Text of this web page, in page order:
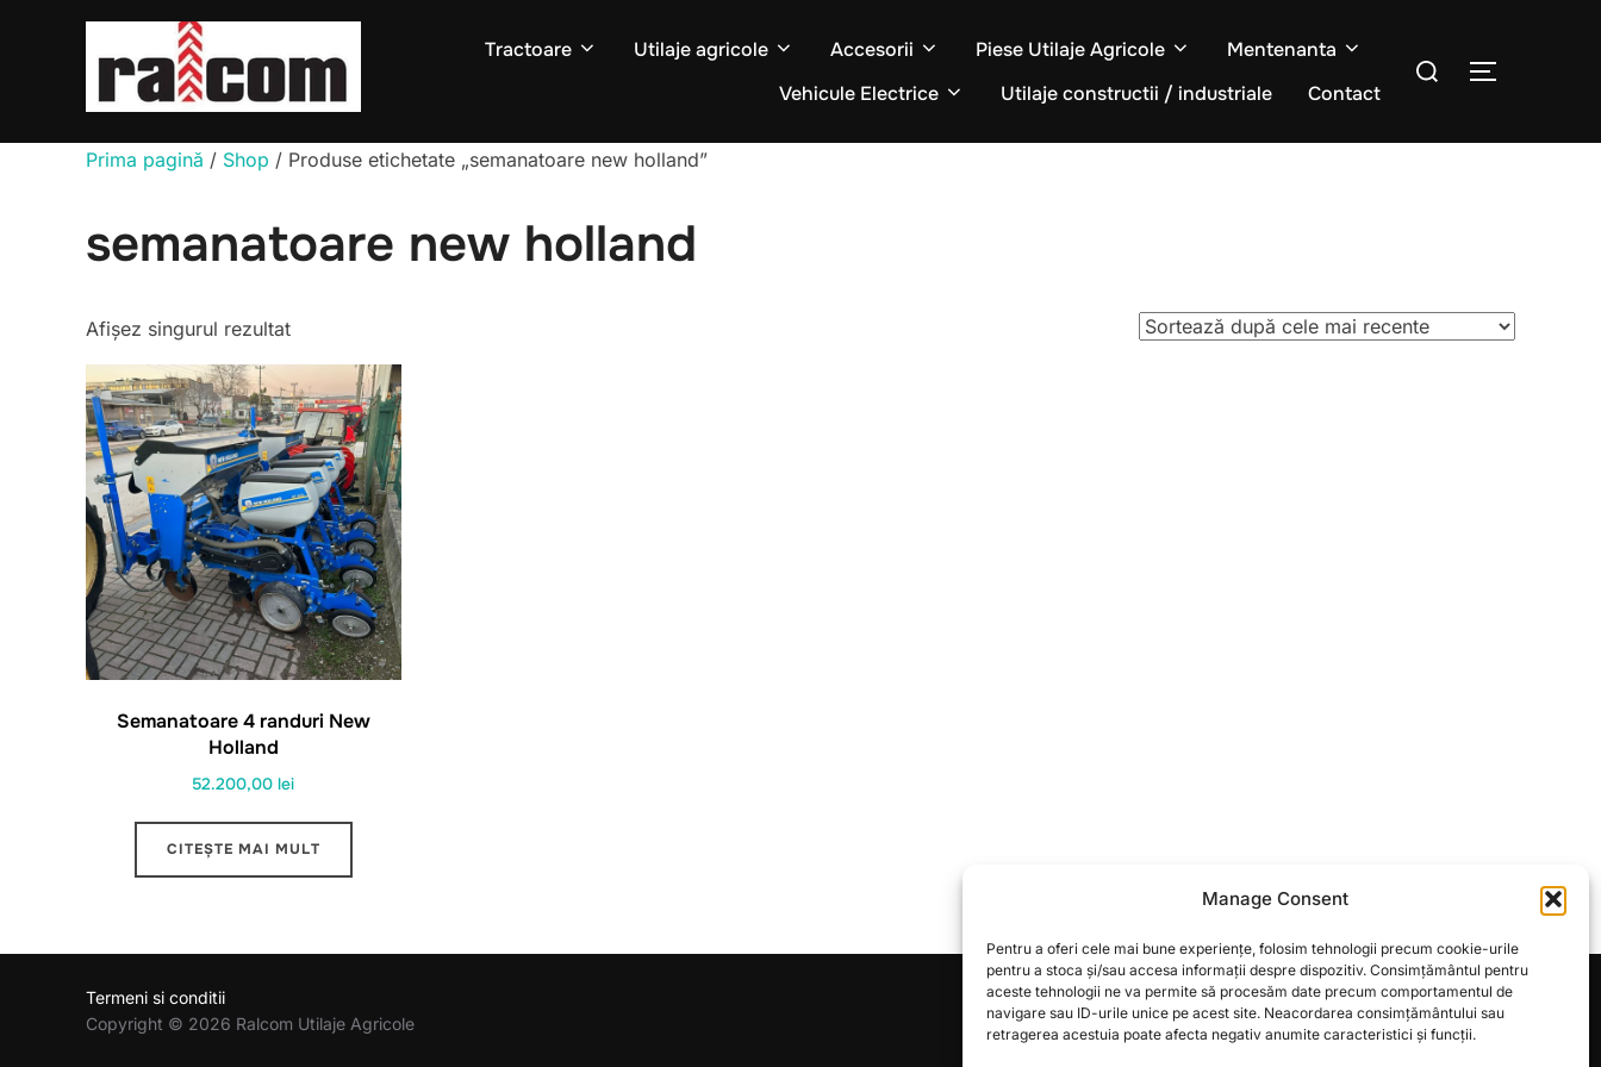
Manage Consent
Pentru a oferi cele mai bune experiențe, folosim tehnologii precum cookie-urile
pentru a stoca și/sau accesa informații despre dispozitiv. Consimțământul pentru
aceste tehnologii ne va permite să procesăm date precum comportamentul de
navigare sau ID-urile unice pe acest site. Neacordarea consimțământului sau
retragerea acestuia poate afecta negativ anumite caracteristici și funcții.
Tractoare Utilaje agricole Accesorii Piese Utilaje Agricole
Mentenanta
Vehicule Electrice
Utilaje constructii / industriale Contact
Caută
COMUTĂ
Prima pagină / Shop / Produse etichetate „semanatoare new holland”
semanatoare new holland
Afișez singurul rezultat
Semanatoare 4 randuri New
Holland
52.200,00lei
CITEȘTE MAI MULT
Termeni si conditii
Copyright © 2026 Ralcom Utilaje Agricole
Inspiro ThemedeWPZOOM